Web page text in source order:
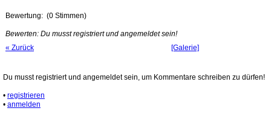
Bewertung: (0 Stimmen)
Bewerten: Du musst registriert und angemeldet sein!
« Zurück
[Galerie]
Du musst registriert und angemeldet sein, um Kommentare schreiben zu dürfen!
• registrieren
• anmelden